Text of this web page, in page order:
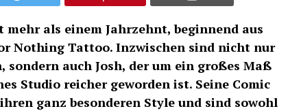
mehr als einem Jahrzehnt, beginnend aus
Nothing Tattoo. Inzwischen sind nicht nur
sondern auch Josh, der um ein großes Maß
Studio reicher geworden ist. Seine Comic
ganz besonderen Style und sind sowohl